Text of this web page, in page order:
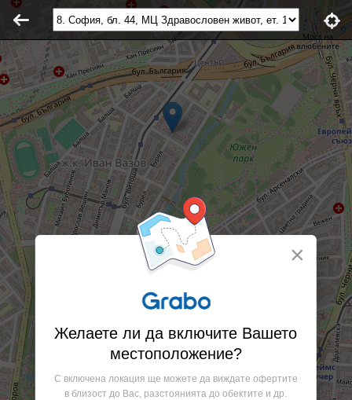
×
Желаете ли да включите Вашето
местоположение?
С включена локация ще можете да виждате офертите
в близост до Вас, разстоянията до обектите и др.